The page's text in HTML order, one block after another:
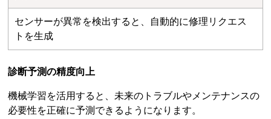
センサーが異常を検出すると、自動的に修理リクエス
トを生成
診断予測の精度向上
機械学習を活用すると、未来のトラブルやメンテナンスの
必要性を正確に予測できるようになります。